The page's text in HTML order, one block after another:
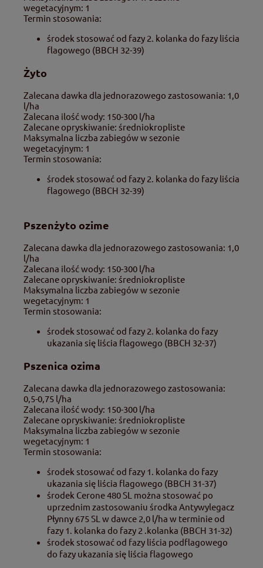
wegetacyjnym: 1
Termin stosowania:
środek stosować od fazy 2. kolanka do fazy liścia
flagowego (BBCH 32-39)
Żyto
Zalecana dawka dla jednorazowego zastosowania: 1,0
l/ha
Zalecana ilość wody: 150-300 l/ha
Zalecane opryskiwanie: średniokropliste
Maksymalna liczba zabiegów w sezonie
wegetacyjnym: 1
Termin stosowania:
środek stosować od fazy 2. kolanka do fazy liścia
flagowego (BBCH 32-39)
Pszenżyto ozime
Zalecana dawka dla jednorazowego zastosowania: 1,0
l/ha
Zalecana ilość wody: 150-300 l/ha
Zalecane opryskiwanie: średniokropliste
Maksymalna liczba zabiegów w sezonie
wegetacyjnym: 1
Termin stosowania:
środek stosować od fazy 2. kolanka do fazy
ukazania się liścia flagowego (BBCH 32-37)
Pszenica ozima
Zalecana dawka dla jednorazowego zastosowania:
0,5-0,75 l/ha
Zalecana ilość wody: 150-300 l/ha
Zalecane opryskiwanie: średniokropliste
Maksymalna liczba zabiegów w sezonie
wegetacyjnym: 1
Termin stosowania:
środek stosować od fazy 1. kolanka do fazy
ukazania się liścia flagowego (BBCH 31-37)
środek Cerone 480 SL można stosować po
uprzednim zastosowaniu środka Antywylegacz
Płynny 675 SL w dawce 2,0 l/ha w terminie od
fazy 1. kolanka do fazy 2 .kolanka (BBCH 31-32)
środek stosować od fazy liścia podflagowego
do fazy ukazania się liścia flagowego